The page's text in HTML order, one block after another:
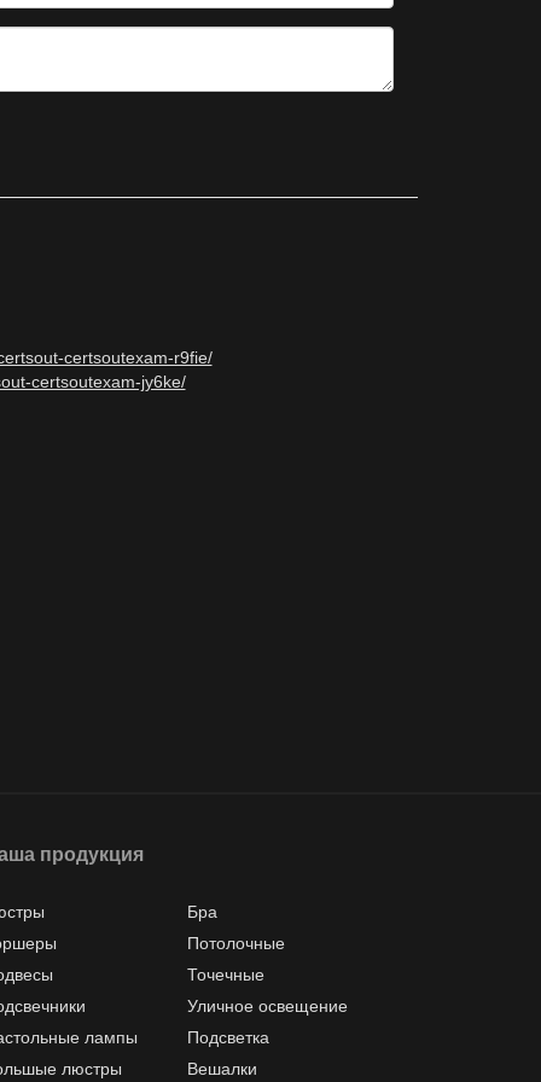
certsoutexam-r9fie/
certsoutexam-jy6ke/
продукция
Бра
Потолочные
Точечные
Уличное освещение
лампы
Подсветка
люстры
Вешалки